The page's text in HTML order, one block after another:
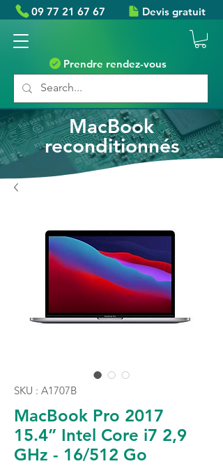
09 77 21 67 67 Devis gratuit
Prendre rendez-vous
MacBook
reconditionnés
SKU : A1707B
MacBook Pro 2017
15.4” Intel Core i7 2,9
GHz - 16/512 Go